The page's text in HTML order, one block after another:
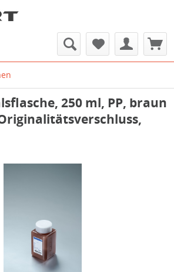
250 ml, PP, braun